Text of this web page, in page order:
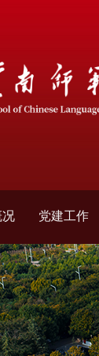
况 党建工作